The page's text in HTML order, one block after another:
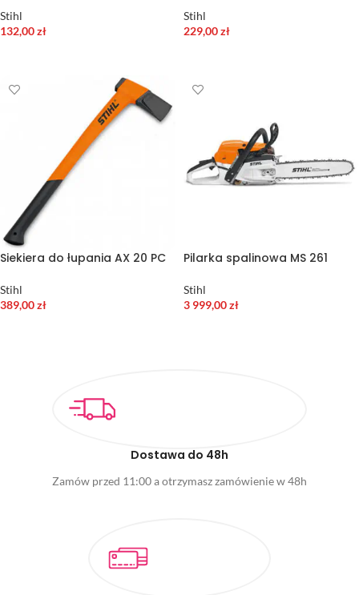
Stihl
132,00zł
Stihl
229,00zł
Siekiera do łupania AX 20 PC
Stihl
389,00zł
Pilarka spalinowa MS 261
Stihl
3 999,00zł
Dostawa do 48h
Zamów przed 11:00 a otrzymasz zamówienie w 48h